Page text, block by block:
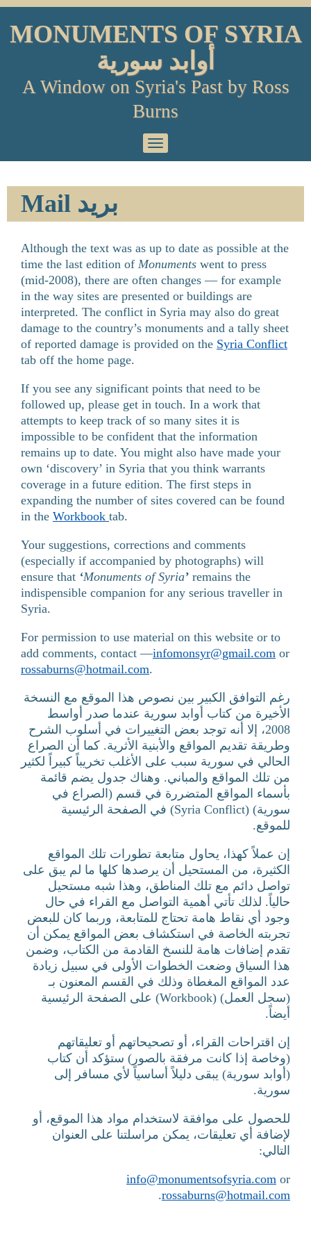
Skip
content
MONUMENTS OF SYRIA
أوابد سورية
A Window on Syria's Past by Ross
Burns
Primary
Menu
Mail بريد
Although the text was as up to date as possible at the
time the last edition of Monuments went to press
(mid-2008), there are often changes — for example
in the way sites are presented or buildings are
interpreted. The conflict in Syria may also do great
damage to the country’s monuments and a tally sheet
of reported damage is provided on the Syria Conflict
tab off the home page.
If you see any significant points that need to be
followed up, please get in touch. In a work that
attempts to keep track of so many sites it is
impossible to be confident that the information
remains up to date. You might also have made your
own ‘discovery’ in Syria that you think warrants
coverage in a future edition. The first steps in
expanding the number of sites covered can be found
in the Workbook tab.
Your suggestions, corrections and comments
(especially if accompanied by photographs) will
ensure that ‘Monuments of Syria’ remains the
indispensible companion for any serious traveller in
Syria.
For permission to use material on this website or to
add comments, contact —infomonsyr@gmail.com or
rossaburns@hotmail.com.
رغم التوافق الكبير بين نصوص هذا الموقع مع النسخة
الأخيرة من كتاب أوابد سورية عندما صدر أواسط
2008، إلا أنه توجد بعض التغييرات في أسلوب الشرح
وطريقة تقديم المواقع والأبنية الأثرية. كما أن الصراع
الحالي في سورية سبب على الأغلب تخريباً كبيراً لكثير
من تلك المواقع والمباني. وهناك جدول يضم قائمة
بأسماء المواقع المتضررة في قسم (الصراع في
سورية) (Syria Conflict) في الصفحة الرئيسية
للموقع.
إن عملاً كهذا، يحاول متابعة تطورات تلك المواقع
الكثيرة، من المستحيل أن يرصدها كلها ما لم يبق على
تواصل دائم مع تلك المناطق، وهذا شبه مستحيل
حالياً. لذلك تأتي أهمية التواصل مع القراء في حال
وجود أي نقاط هامة تحتاج للمتابعة، وربما كان للبعض
تجربته الخاصة في استكشاف بعض المواقع يمكن أن
تقدم إضافات هامة للنسخ القادمة من الكتاب، وضمن
هذا السياق وضعت الخطوات الأولى في سبيل زيادة
عدد المواقع المغطاة وذلك في القسم المعنون بـ
(سجل العمل) (Workbook) على الصفحة الرئيسية
أيضاً.
إن اقتراحات القراء، أو تصحيحاتهم أو تعليقاتهم
(وخاصة إذا كانت مرفقة بالصور) ستؤكد أن كتاب
(أوابد سورية) يبقى دليلاً أساسياً لأي مسافر إلى
سورية.
للحصول على موافقة لاستخدام مواد هذا الموقع، أو
لإضافة أي تعليقات، يمكن مراسلتنا على العنوان
التالي:
info@monumentsofsyria.com or
rossaburns@hotmail.com
.